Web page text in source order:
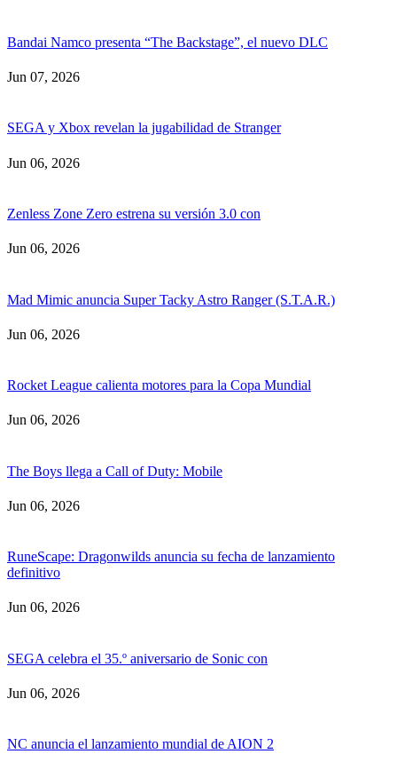
Bandai Namco presenta “The Backstage”, el nuevo DLC
Jun 07, 2026
SEGA y Xbox revelan la jugabilidad de Stranger
Jun 06, 2026
Zenless Zone Zero estrena su versión 3.0 con
Jun 06, 2026
Mad Mimic anuncia Super Tacky Astro Ranger (S.T.A.R.)
Jun 06, 2026
Rocket League calienta motores para la Copa Mundial
Jun 06, 2026
The Boys llega a Call of Duty: Mobile
Jun 06, 2026
RuneScape: Dragonwilds anuncia su fecha de lanzamiento
definitivo
Jun 06, 2026
SEGA celebra el 35.º aniversario de Sonic con
Jun 06, 2026
NC anuncia el lanzamiento mundial de AION 2